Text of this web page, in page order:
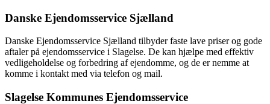
Danske Ejendomsservice Sjælland
Danske Ejendomsservice Sjælland tilbyder faste lave priser og gode
aftaler på ejendomsservice i Slagelse. De kan hjælpe med effektiv
vedligeholdelse og forbedring af ejendomme, og de er nemme at
komme i kontakt med via telefon og mail.
Slagelse Kommunes Ejendomsservice